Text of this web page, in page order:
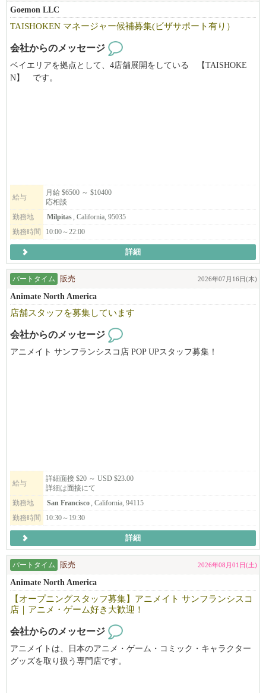
であった実家「ひのでや食堂」でしたが、4代目当主である私が20
代30代と欧州や米国などで海外勤務をした経験を通じ、世界にお
ける和食の特異性（うまみ だしの概念）や調理技巧の素晴らし
さに気づいたことから、こういった素晴らしい日本の食文化を世
界中どこでも誰でも楽しめる普遍的なものにしたい！ダシの文化
を広めたい！と決心し、その手段として懐石や純和食などではな
く、ラーメンで挑戦しようと奮起して10カ年の海外進出計画を立
ン」での勝負です。唯一無二の我々のだしラーメンは差別化さ
れ、和食を極めた料理人が作った「和ラーメン」としての新ジャ
ンルを確立、ラーメン店がどんどん増えつつある激戦区CAベイエ
リアにおいてもOPEN以来常に地域のトップランキングに座して
順調に走ってまいりました。
「ひのでや」の営業開始。その後、現在までにカリフォルニア州
のサンフランシスコで直営４店舗、テキサスのダラスで直営１店
舗を運営し、ロサンゼルスで初の直営店が９月にオープンする人
気ラーメン店。まだまだ成長途中の企業です。目標通り世界5極体
制（北米・中南米・アジア・オセアニア・ヨーロッパ進出を2030
年までに達成）に向けて鋭意躍進を続けていくことも目標として
頑張っています。もちろん、日本や米国内でも展開を進めますの
通じて仲間を大切にする。お客様、仲間、人と関わりながら幸せ
を感じ楽しく働けることを目指している、そんなチームです。
未経験者でも大丈夫です。難しく考えることはありません。特別
な技能も要りません。人が好きで、人を笑顔にする事を仕事にし
たい方、世界で活躍したい方はぜひチームに加わってください！
お待ちしています。
Goemon LLC
TAISHOKEN マネージャー候補募集(ビザサポート有り）
会社からのメッセージ
ベイエリアを拠点として、4店舗展開をしている 【TAISHOKE
N】 です。
候補者の方のキャリアアップとして、将来的に次のステージを目
指せるような
会社を目指しています。
◆月給レンジ$6500~$10400
＊ポジションによりますが、規定範囲内での残業代込みで
昇給して店舗責任者のGMになれば年収で120k以上+ボーナスに
なります。
住居紹介サポートあり
◆応募要件
飲食経験が３年以上（ジャンル不問）
社会人としての最低限のPCスキル（エクセル・ワード等）
ビザの発給も条件つきで、こちらでサポートします。
応募者の方の状況によっても、スケジュールや条件等合わせる事
が出来るかと思います。
出来る限りスムーズに赴任出来るよう手助けするので、まずはお
気軽にご相談ください。
給与
月給 $6500 ～ $10400
応相談
勤務地
Milpitas , California, 95035
勤務時間
10:00～22:00
詳細
パートタイム 販売 2026年07月16日(木)
Animate North America
店舗スタッフを募集しています
会社からのメッセージ
アニメイト サンフランシスコ店 POP UPスタッフ募集！
アニメやグッズが好きな方、明るく前向きに取り組める方歓迎！
履歴書を usaanimateos950@gmail.com までお送りください。ご応募
お待ちしております。
給与
詳細面接 $20 ～ USD $23.00
詳細は面接にて
勤務地
San Francisco, California, 94115
勤務時間
10:30～19:30
詳細
パートタイム 販売 2026年08月01日(土)
Animate North America
【オープニングスタッフ募集】アニメイト サンフランシスコ
店｜アニメ・ゲーム好き大歓迎！
会社からのメッセージ
アニメイトは、日本のアニメ・ゲーム・コミック・キャラクター
グッズを取り扱う専門店です。